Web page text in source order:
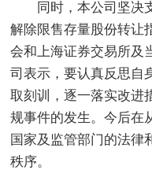
同时，本公司坚决
解除限售存量股份转让
会和上海证券交易所及
司表示，要认真反思自
取刻训，逐一落实改进
规事件的发生。今后在
国家及监管部门的法律
秩序。